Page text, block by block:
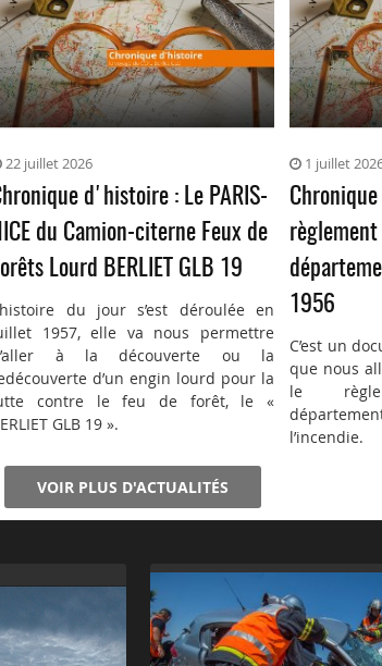
22 juillet 2026
d'histoire : Le PARIS-
du Camion-citerne Feux de
Lourd BERLIET GLB 19
du jour s’est déroulée en
1957, elle va nous permettre
à la découverte ou la
d’un engin lourd pour la
contre le feu de forêt, le «
GLB 19 ».
1 juillet
1956
C’est un
que nous
le
l’incendie.
VOIR PLUS D'ACTUALITÉS